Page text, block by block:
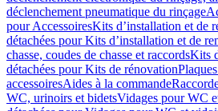
déclenchement pneumatique du rinçage
pour AccessoiresKits d’installation et de
détachées pour Kits d’installation et de
chasse, coudes de chasse et raccordsKits
détachées pour Kits de rénovation
accessoiresAides à la commande
WC, urinoirs et bidetsVidages pour WC